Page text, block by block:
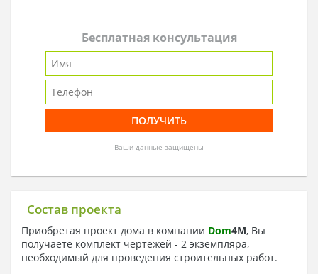
Бесплатная консультация
Ваши данные защищены
Состав проекта
Приобретая проект дома в компании Dom4M, Вы
получаете комплект чертежей - 2 экземпляра,
необходимый для проведения строительных работ.